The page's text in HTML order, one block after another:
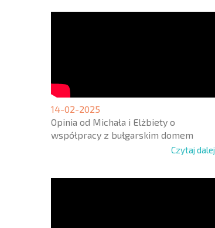
14-02-2025
Opinia od Michała i Elżbiety o
współpracy z bułgarskim domem
Czytaj dalej